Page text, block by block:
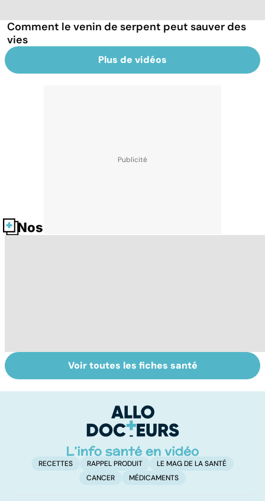
Comment le venin de serpent peut sauver des
vies
Plus de vidéos
Nos fiches santé
Tout savoir sur le
cerveau
Staphylocoque
doré : une
surveillance
Voir toutes les fiches santé
RECETTES RAPPEL PRODUIT
LE MAG DE LA SANTÉ
CANCER
MÉDICAMENTS